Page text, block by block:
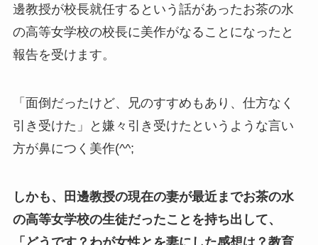
邊教授が校長就任するという話があったお茶の水
の高等女学校の校長に美作がなることになったと
報告を受けます。
「面倒だったけど、兄のすすめもあり、仕方なく
引き受けた」と嫌々引き受けたというような言い
方が鼻につく美作(^^;
しかも、田邊教授の現在の妻が最近までお茶の水
の高等女学校の生徒だったことを持ち出して、
「どうです？わが女性とを妻にした感想は？教育